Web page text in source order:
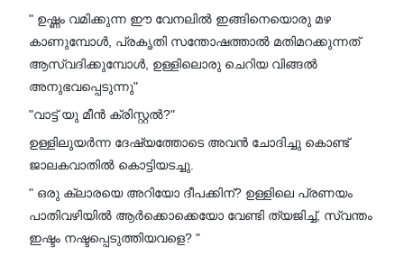
" ഉഷ്ണം വമിക്കുന്ന ഈ വേനലിൽ ഇങ്ങിനെയൊരു മഴ
കാണുമ്പോൾ, പ്രകൃതി സന്തോഷത്താൽ മതിമറക്കുന്നത്
ആസ്വദിക്കുമ്പോൾ, ഉള്ളിലൊരു ചെറിയ വിങ്ങൽ
അനുഭവപ്പെടുന്നു"
"വാട്ട് യു മീൻ ക്രിസ്റ്റൽ?"
ഉള്ളിലുയർന്ന ദേഷ്യത്തോടെ അവൻ ചോദിച്ചു കൊണ്ട്
ജാലകവാതിൽ കൊട്ടിയടച്ചു.
" ഒരു ക്ലാരയെ അറിയോ ദീപക്കിന്? ഉള്ളിലെ പ്രണയം
പാതിവഴിയിൽ ആർക്കൊക്കെയോ വേണ്ടി ത്യജിച്ച്, സ്വന്തം
ഇഷ്ടം നഷ്ടപ്പെടുത്തിയവളെ? "